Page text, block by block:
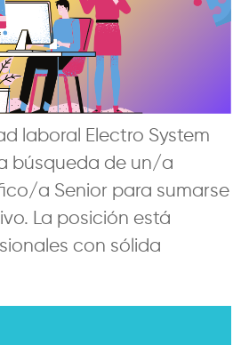
laboral Electro System
búsqueda de un/a
a Senior para sumarse
La posición está
con sólida